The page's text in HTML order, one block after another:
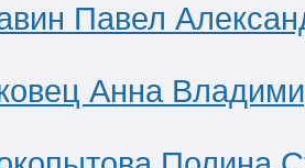
Павел
Анна